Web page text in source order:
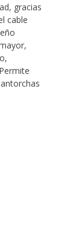
gracias
cable